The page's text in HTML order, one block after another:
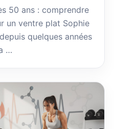
50 ans : comprendre
un ventre plat Sophie
quelques années
…